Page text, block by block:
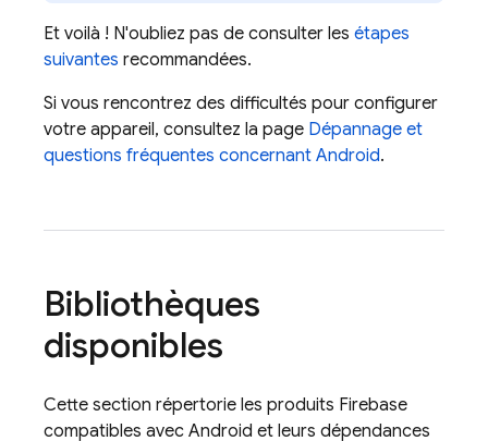
Et voilà ! N'oubliez pas de consulter les étapes
suivantes recommandées.
Si vous rencontrez des difficultés pour configurer
votre appareil, consultez la page Dépannage et
questions fréquentes concernant Android.
Bibliothèques
disponibles
Cette section répertorie les produits Firebase
compatibles avec Android et leurs dépendances